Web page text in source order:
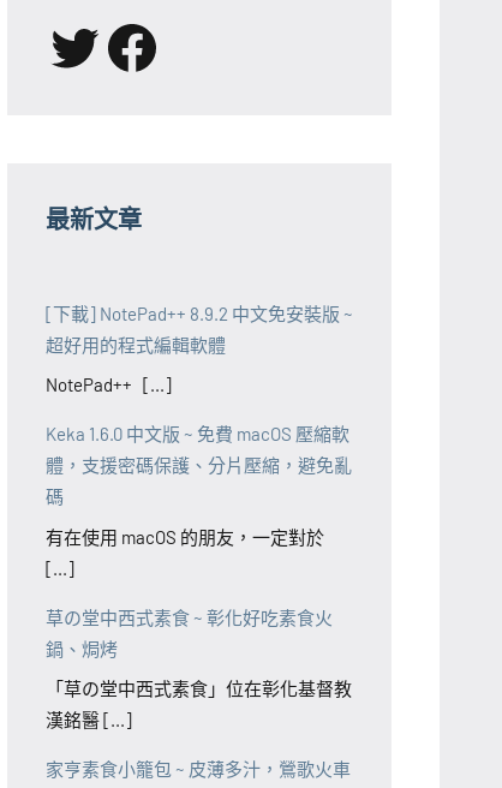
X Facebook
最新文章
[下載] NotePad++ 8.9.2 中文免安裝版 ~
超好用的程式編輯軟體
NotePad++ [...]
Keka 1.6.0 中文版 ~ 免費 macOS 壓縮軟
體，支援密碼保護、分片壓縮，避免亂
碼
有在使用 macOS 的朋友，一定對於
[...]
草の堂中西式素食 ~ 彰化好吃素食火
鍋、焗烤
「草の堂中西式素食」位在彰化基督教
漢銘醫 [...]
家亨素食小籠包 ~ 皮薄多汁，鶯歌火車